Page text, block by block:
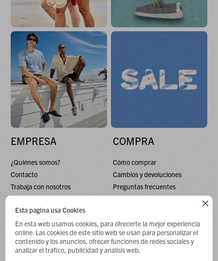

Esta página usa Cookies
En esta web usamos cookies, para ofrecerte la mejor experiencia
online. Las cookies de este sitio web se usan para personalizar el
contenido y los anuncios, ofrecer funciones de redes sociales y
analizar el tráfico, publicidad y análisis web.
EMPRESA
¿Quiénes somos?
Contacto
Trabaja con nosotros
Términos y condiciones
COMPRA
Cómo comprar
Cambios y devoluciones
Preguntas frecuentes
Envíos
CONTACTO
Whatsapp: 091487180
Teléfono: 27169991